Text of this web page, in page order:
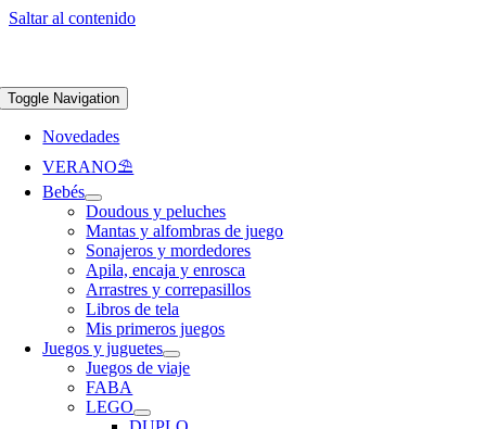
Saltar al contenido
Toggle Navigation
Novedades
VERANO⛱️​
Bebés
Doudous y peluches
Mantas y alfombras de juego
Sonajeros y mordedores
Apila, encaja y enrosca
Arrastres y correpasillos
Libros de tela
Mis primeros juegos
Juegos y juguetes
Juegos de viaje
FABA
LEGO